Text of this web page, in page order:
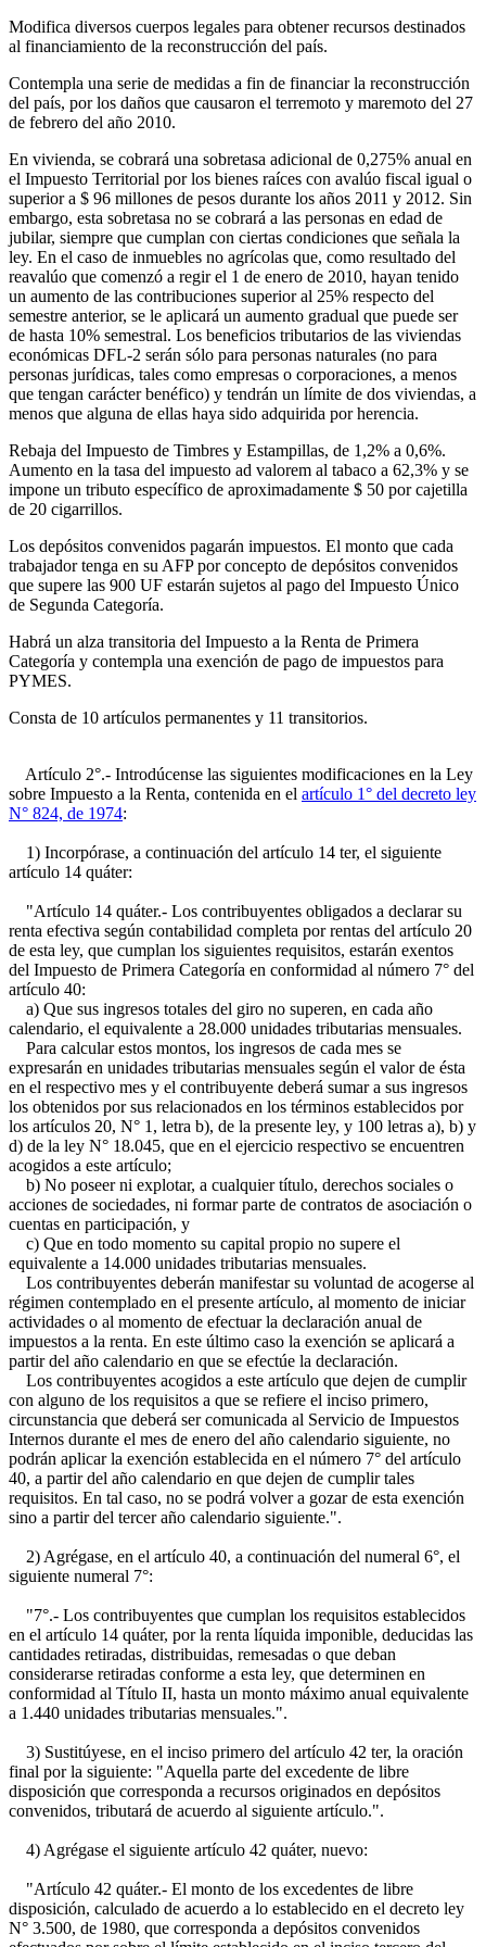
Modifica diversos cuerpos legales para obtener recursos destinados
al financiamiento de la reconstrucción del país.
Contempla una serie de medidas a fin de financiar la reconstrucción
del país, por los daños que causaron el terremoto y maremoto del 27
de febrero del año 2010.
En vivienda, se cobrará una sobretasa adicional de 0,275% anual en
el Impuesto Territorial por los bienes raíces con avalúo fiscal igual o
superior a $ 96 millones de pesos durante los años 2011 y 2012. Sin
embargo, esta sobretasa no se cobrará a las personas en edad de
jubilar, siempre que cumplan con ciertas condiciones que señala la
ley. En el caso de inmuebles no agrícolas que, como resultado del
reavalúo que comenzó a regir el 1 de enero de 2010, hayan tenido
un aumento de las contribuciones superior al 25% respecto del
semestre anterior, se le aplicará un aumento gradual que puede ser
de hasta 10% semestral. Los beneficios tributarios de las viviendas
económicas DFL-2 serán sólo para personas naturales (no para
personas jurídicas, tales como empresas o corporaciones, a menos
que tengan carácter benéfico) y tendrán un límite de dos viviendas, a
menos que alguna de ellas haya sido adquirida por herencia.
Rebaja del Impuesto de Timbres y Estampillas, de 1,2% a 0,6%.
Aumento en la tasa del impuesto ad valorem al tabaco a 62,3% y se
impone un tributo específico de aproximadamente $ 50 por cajetilla
de 20 cigarrillos.
Los depósitos convenidos pagarán impuestos. El monto que cada
trabajador tenga en su AFP por concepto de depósitos convenidos
que supere las 900 UF estarán sujetos al pago del Impuesto Único
de Segunda Categoría.
Habrá un alza transitoria del Impuesto a la Renta de Primera
Categoría y contempla una exención de pago de impuestos para
PYMES.
Consta de 10 artículos permanentes y 11 transitorios.
Artículo 2°.- Introdúcense las siguientes modificaciones en la Ley
sobre Impuesto a la Renta, contenida en el artículo 1° del decreto ley
N° 824, de 1974:
1) Incorpórase, a continuación del artículo 14 ter, el siguiente
artículo 14 quáter:
"Artículo 14 quáter.- Los contribuyentes obligados a declarar su
renta efectiva según contabilidad completa por rentas del artículo 20
de esta ley, que cumplan los siguientes requisitos, estarán exentos
del Impuesto de Primera Categoría en conformidad al número 7° del
artículo 40:
a) Que sus ingresos totales del giro no superen, en cada año
calendario, el equivalente a 28.000 unidades tributarias mensuales.
Para calcular estos montos, los ingresos de cada mes se
expresarán en unidades tributarias mensuales según el valor de ésta
en el respectivo mes y el contribuyente deberá sumar a sus ingresos
los obtenidos por sus relacionados en los términos establecidos por
los artículos 20, N° 1, letra b), de la presente ley, y 100 letras a), b) y
d) de la ley N° 18.045, que en el ejercicio respectivo se encuentren
acogidos a este artículo;
b) No poseer ni explotar, a cualquier título, derechos sociales o
acciones de sociedades, ni formar parte de contratos de asociación o
cuentas en participación, y
c) Que en todo momento su capital propio no supere el
equivalente a 14.000 unidades tributarias mensuales.
Los contribuyentes deberán manifestar su voluntad de acogerse al
régimen contemplado en el presente artículo, al momento de iniciar
actividades o al momento de efectuar la declaración anual de
impuestos a la renta. En este último caso la exención se aplicará a
partir del año calendario en que se efectúe la declaración.
Los contribuyentes acogidos a este artículo que dejen de cumplir
con alguno de los requisitos a que se refiere el inciso primero,
circunstancia que deberá ser comunicada al Servicio de Impuestos
Internos durante el mes de enero del año calendario siguiente, no
podrán aplicar la exención establecida en el número 7° del artículo
40, a partir del año calendario en que dejen de cumplir tales
requisitos. En tal caso, no se podrá volver a gozar de esta exención
sino a partir del tercer año calendario siguiente.".
2) Agrégase, en el artículo 40, a continuación del numeral 6°, el
siguiente numeral 7°:
"7°.- Los contribuyentes que cumplan los requisitos establecidos
en el artículo 14 quáter, por la renta líquida imponible, deducidas las
cantidades retiradas, distribuidas, remesadas o que deban
considerarse retiradas conforme a esta ley, que determinen en
conformidad al Título II, hasta un monto máximo anual equivalente
a 1.440 unidades tributarias mensuales.".
3) Sustitúyese, en el inciso primero del artículo 42 ter, la oración
final por la siguiente: "Aquella parte del excedente de libre
disposición que corresponda a recursos originados en depósitos
convenidos, tributará de acuerdo al siguiente artículo.".
4) Agrégase el siguiente artículo 42 quáter, nuevo:
"Artículo 42 quáter.- El monto de los excedentes de libre
disposición, calculado de acuerdo a lo establecido en el decreto ley
N° 3.500, de 1980, que corresponda a depósitos convenidos